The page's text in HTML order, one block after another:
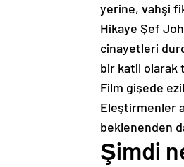
yerine, vahşi
Hikaye Şef
cinayetleri
bir katil olarak
Film gişede
Eleştirmenler
beklenenden
Şimdi